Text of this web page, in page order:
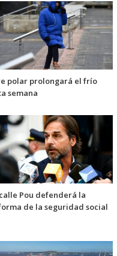
polar prolongará el frío
semana
Pou defenderá la
de la seguridad social